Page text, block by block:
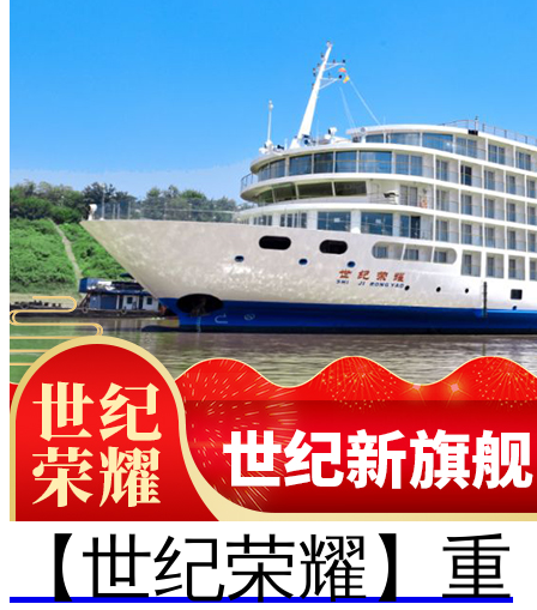
【世纪荣耀】重